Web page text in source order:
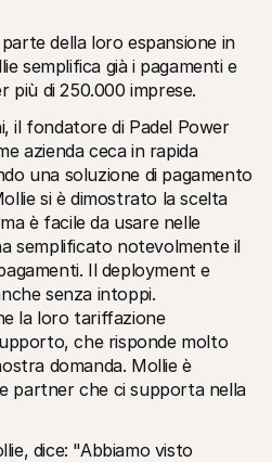
della loro espansione in
semplifica già i pagamenti e
più di 250.000 imprese.
il fondatore di Padel Power
azienda ceca in rapida
una soluzione di pagamento
si è dimostrato la scelta
è facile da usare nelle
semplificato notevolmente il
Il deployment e
senza intoppi.
la loro tariffazione
che risponde molto
domanda. Mollie è
partner che ci supporta nella
dice: "Abbiamo visto